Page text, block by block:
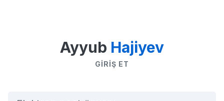
Ayyub Hajiyev
GIRIŞ ET